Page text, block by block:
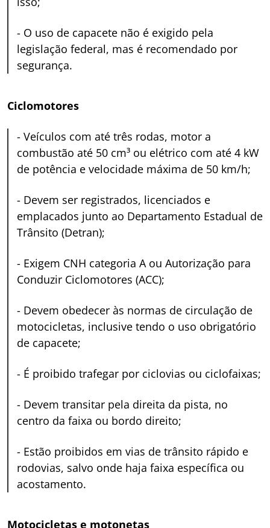
- O uso de capacete não é exigido pela
legislação federal, mas é recomendado por
segurança.
Ciclomotores
- Veículos com até três rodas, motor a
combustão até 50 cm³ ou elétrico com até 4 kW
de potência e velocidade máxima de 50 km/h;
- Devem ser registrados, licenciados e
emplacados junto ao Departamento Estadual de
Trânsito (Detran);
- Exigem CNH categoria A ou Autorização para
Conduzir Ciclomotores (ACC);
- Devem obedecer às normas de circulação de
motocicletas, inclusive tendo o uso obrigatório
de capacete;
- É proibido trafegar por ciclovias ou ciclofaixas;
- Devem transitar pela direita da pista, no
centro da faixa ou bordo direito;
- Estão proibidos em vias de trânsito rápido e
rodovias, salvo onde haja faixa específica ou
acostamento.
Motocicletas e motonetas